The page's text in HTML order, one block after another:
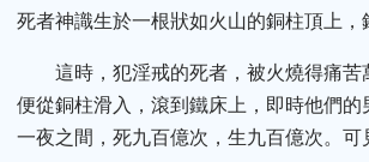
死者神識生於一根狀如火山的銅柱頂上
這時，犯淫戒的死者，被火燒得痛
便從銅柱滑入，滾到鐵床上，即時他們
一夜之間，死九百億次，生九百億次。可